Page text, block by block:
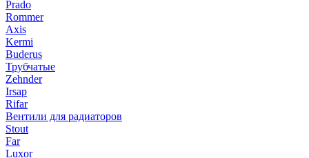
Prado
Rommer
Axis
Kermi
Buderus
Трубчатые
Zehnder
Irsap
Rifar
Вентили для радиаторов
Stout
Far
Luxor